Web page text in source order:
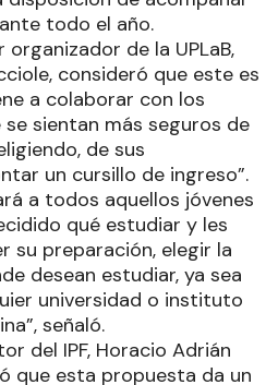
todo el año.
de la UPLaB,
consideró que este es
a colaborar con los
sientan más seguros de
de sus
un cursillo de ingreso”.
a todos aquellos jóvenes
qué estudiar y les
su preparación, elegir la
desean estudiar, ya sea
universidad o instituto
señaló.
del IPF, Horacio Adrián
que esta propuesta da un